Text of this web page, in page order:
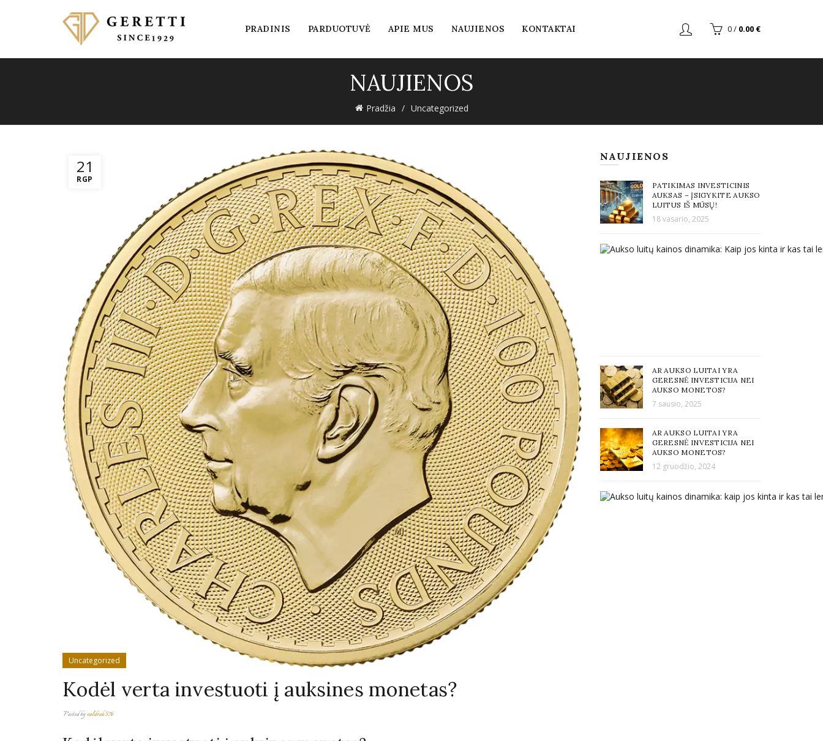
PRADINIS PARDUOTUVĖ APIE MUS NAUJIENOS KONTAKTAI 0/ 0.00 €
NAUJIENOS
Pradžia Uncategorized
21
RGP
Uncategorized
Kodėl verta investuoti į auksines monetas?
Posted byvaldrok576
NAUJIENOS
PATIKIMAS INVESTICINIS
AUKSAS – ĮSIGYKITE AUKSO
LUITUS IŠ MŪSŲ!
18 vasario, 2025
AR AUKSO LUITAI YRA
GERESNĖ INVESTICIJA NEI
AUKSO MONETOS?
7 sausio, 2025
AR AUKSO LUITAI YRA
GERESNĖ INVESTICIJA NEI
AUKSO MONETOS?
12 gruodžio, 2024